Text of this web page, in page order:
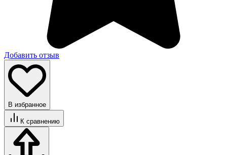
Добавить отзыв
В избранное
К сравнению